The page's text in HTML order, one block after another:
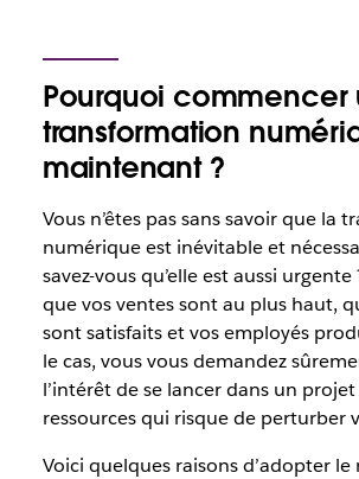
Pourquoi commencer
transformation
maintenant ?
Vous n’êtes pas sans savoir que la
numérique est inévitable et
savez-vous qu’elle est aussi
que vos ventes sont au plus haut,
sont satisfaits et vos employés
le cas, vous vous demandez
l’intérêt de se lancer dans un
ressources qui risque de perturber
Voici quelques raisons d’adopter